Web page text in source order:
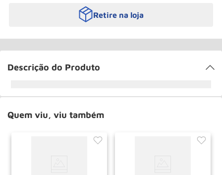
Retire na loja
Descrição do Produto
Quem viu, viu também